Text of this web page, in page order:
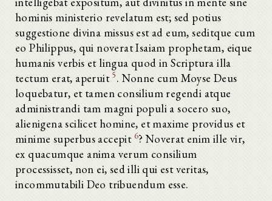
hominis ministerio revelatum est; sed potius
suggestione divina missus est ad eum, seditque cum
eo Philippus, qui noverat Isaiam prophetam, eique
humanis verbis et lingua quod in Scriptura illa
tectum erat, aperuit 5. Nonne cum Moyse Deus
loquebatur, et tamen consilium regendi atque
administrandi tam magni populi a socero suo,
alienigena scilicet homine, et maxime providus et
minime superbus accepit 6? Noverat enim ille vir,
ex quacumque anima verum consilium
processisset, non ei, sed illi qui est veritas,
incommutabili Deo tribuendum esse.